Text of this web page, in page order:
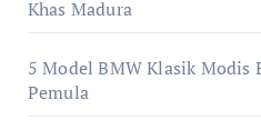
Khas Madura
5 Model BMW Klasik Modis
Pemula